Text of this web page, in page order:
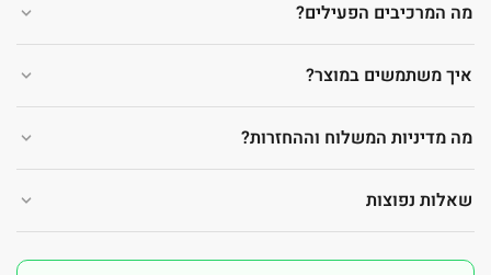
מה המרכיבים הפעילים?
איך משתמשים במוצר?
מה מדיניות המשלוח וההחזרות?
שאלות נפוצות